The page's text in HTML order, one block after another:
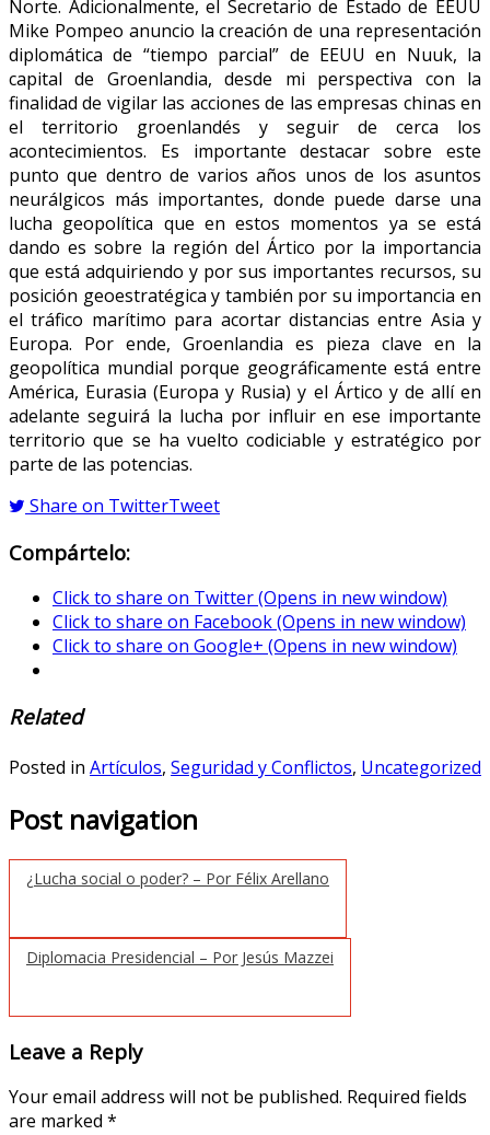
Norte. Adicionalmente, el Secretario de Estado de EEUU
Mike Pompeo anuncio la creación de una representación
diplomática de “tiempo parcial” de EEUU en Nuuk, la
capital de Groenlandia, desde mi perspectiva con la
finalidad de vigilar las acciones de las empresas chinas en
el territorio groenlandés y seguir de cerca los
acontecimientos. Es importante destacar sobre este
punto que dentro de varios años unos de los asuntos
neurálgicos más importantes, donde puede darse una
lucha geopolítica que en estos momentos ya se está
dando es sobre la región del Ártico por la importancia
que está adquiriendo y por sus importantes recursos, su
posición geoestratégica y también por su importancia en
el tráfico marítimo para acortar distancias entre Asia y
Europa. Por ende, Groenlandia es pieza clave en la
geopolítica mundial porque geográficamente está entre
América, Eurasia (Europa y Rusia) y el Ártico y de allí en
adelante seguirá la lucha por influir en ese importante
territorio que se ha vuelto codiciable y estratégico por
parte de las potencias.
Share on TwitterTweet
Compártelo:
Click to share on Twitter (Opens in new window)
Click to share on Facebook (Opens in new window)
Click to share on Google+ (Opens in new window)
Related
Posted in Artículos, Seguridad y Conflictos, Uncategorized
Post navigation
¿Lucha social o poder? – Por Félix Arellano
Diplomacia Presidencial – Por Jesús Mazzei
Leave a Reply
Your email address will not be published. Required fields
are marked *